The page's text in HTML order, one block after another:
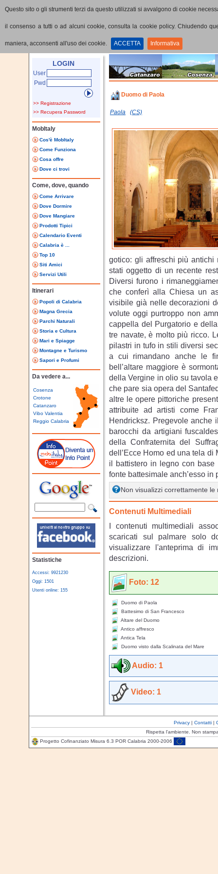
Questo sito o gli strumenti terzi da questo utilizzati si avvalgono di cookie
il consenso a tutti o ad alcuni cookie, consulta la cookie policy. Chiudendo
maniera, acconsenti all'uso dei cookie. ACCETTA Informativa
Dettaglio PoI
LOGIN
User
Pwd
>> Registrazione
>> Recupera Password
MobItaly
Cos'è MobItaly
Come Funziona
Cosa offre
Dove ci trovi
Come, dove, quando
Come Arrivare
Dove Dormire
Dove Mangiare
Prodotti Tipici
Calendario Eventi
Calabria è ...
Top 10
Siti Amici
Servizi Utili
Itinerari
Popoli di Calabria
Magna Grecia
Parchi Naturali
Storia e Cultura
Mari e Spiagge
Montagne e Turismo
Sapori e Profumi
Da vedere a...
Cosenza
Crotone
Catanzaro
Vibo Valentia
Reggio Calabria
Statistiche
Accessi: 9921230
Oggi: 1501
Utenti online: 155
Duomo di Paola
Paola (CS)
gotico: gli affreschi più
stati oggetto di un recente
Diversi furono i
che conferì alla Chiesa un
visibile già nelle decorazioni
volute oggi purtroppo non
cappella del Purgatorio e
tre navate, è molto più ricco.
pilastri in tufo in stili diversi
a cui rimandano anche le
bell’altare maggiore è
della Vergine in olio su tavola
che pare sia opera del
altre le opere pittoriche
attribuite ad artisti come
Hendricksz. Pregevole anche
barocchi da artigiani
della Confraternita del
dell’Ecce Homo ed una tela di
il battistero in legno con
fonte battesimale anch’esso
Non visualizzi correttamente
Contenuti Multimediali
I contenuti multimediali
scaricati sul palmare solo
visualizzare l'anteprima di
descrizioni.
Foto: 12
Duomo di Paola
Battesimo di San Francesco
Altare del Duomo
Antico affresco
Antica Tela
Duomo visto dalla Scalinata del Mare
Audio: 1
Video: 1
Privacy| Contatti|
Rispetta l'ambiente. Non
Progetto Cofinanziato Misura 6.3 POR Calabria 2000-2006